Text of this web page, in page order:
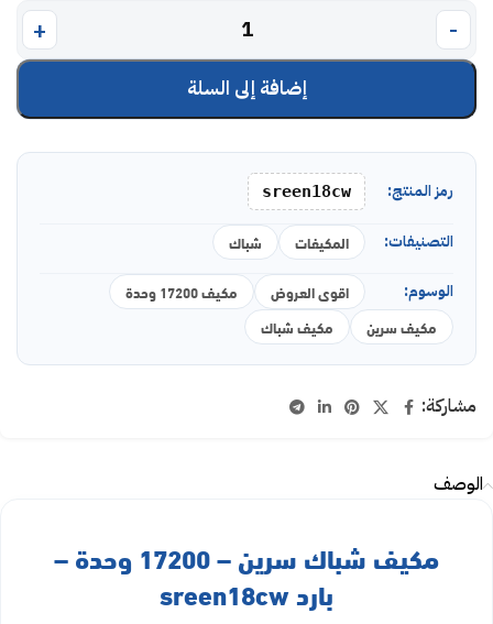
إضافة إلى السلة
رمز المنتج: sreen18cw
التصنيفات: المكيفات شباك
الوسوم: اقوى العروض
مكيف 17200 وحدة
مكيف سرين
مكيف شباك
مشاركة:
الوصف
مكيف شباك سرين – 17200 وحدة –
بارد sreen18cw